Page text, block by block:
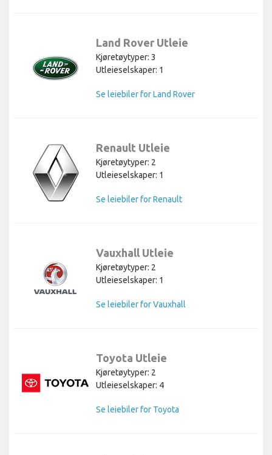
Land Rover Utleie
Kjøretøytyper: 3
Utleieselskaper: 1
Se leiebiler for Land Rover
Renault Utleie
Kjøretøytyper: 2
Utleieselskaper: 1
Se leiebiler for Renault
Vauxhall Utleie
Kjøretøytyper: 2
Utleieselskaper: 1
Se leiebiler for Vauxhall
Toyota Utleie
Kjøretøytyper: 2
Utleieselskaper: 4
Se leiebiler for Toyota